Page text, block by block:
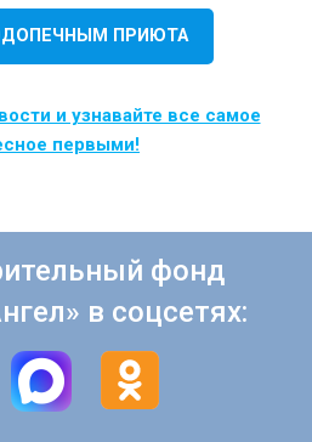
ПРИЮТА
и узнавайте все самое
первыми!
фонд
в соцсетях: